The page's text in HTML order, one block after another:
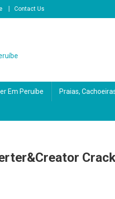
Contact Us
Em Peruíbe Praias,